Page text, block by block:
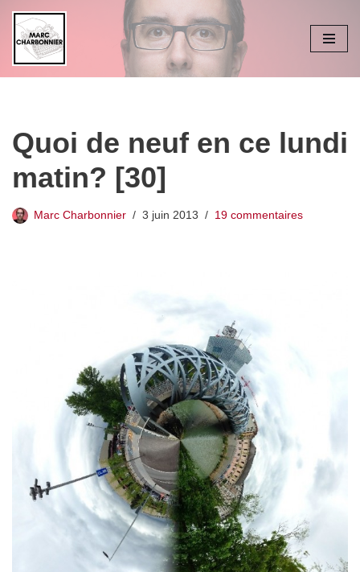
Aller
au
contenu
Quoi de neuf en ce lundi
matin? [30]
Marc Charbonnier 3 juin 2013 19 commentaires